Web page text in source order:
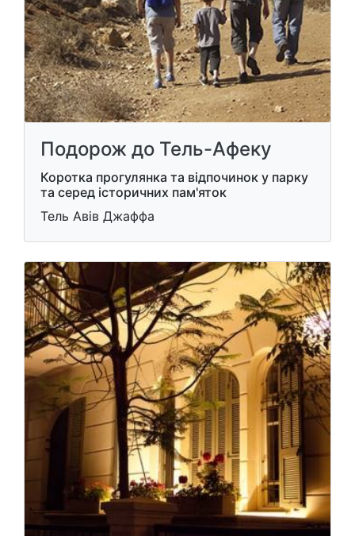
Подорож до Тель-Афеку
Коротка прогулянка та відпочинок у парку
та серед історичних пам'яток
Тель Авів Джаффа